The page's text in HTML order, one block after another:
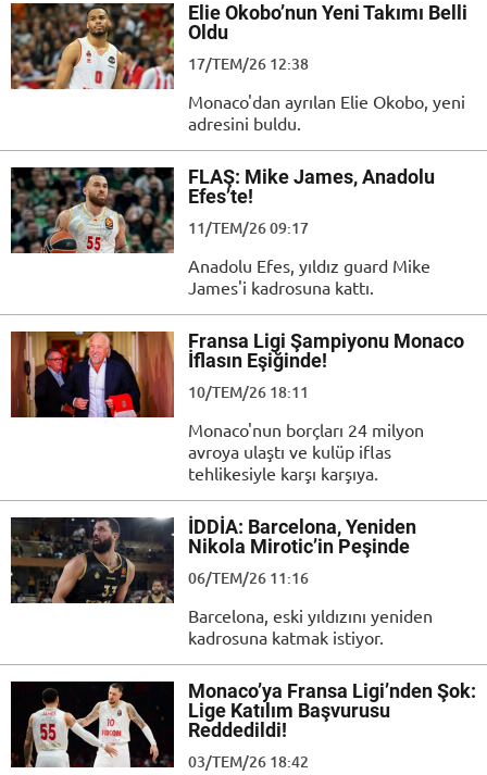
Elie Okobo’nun Yeni Takımı Belli
Oldu
17/TEM/26 12:38
Monaco'dan ayrılan Elie Okobo, yeni
adresini buldu.
FLAŞ: Mike James, Anadolu
Efes’te!
11/TEM/26 09:17
Anadolu Efes, yıldız guard Mike
James'i kadrosuna kattı.
Fransa Ligi Şampiyonu Monaco
İflasın Eşiğinde!
10/TEM/26 18:11
Monaco'nun borçları 24 milyon
avroya ulaştı ve kulüp iflas
tehlikesiyle karşı karşıya.
İDDİA: Barcelona, Yeniden
Nikola Mirotic’in Peşinde
06/TEM/26 11:16
Barcelona, eski yıldızını yeniden
kadrosuna katmak istiyor.
Monaco’ya Fransa Ligi’nden Şok:
Lige Katılım Başvurusu
Reddedildi!
03/TEM/26 18:42